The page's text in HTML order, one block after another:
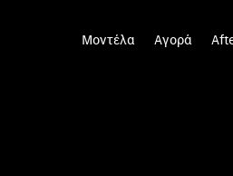
Μοντέλα Αγορά